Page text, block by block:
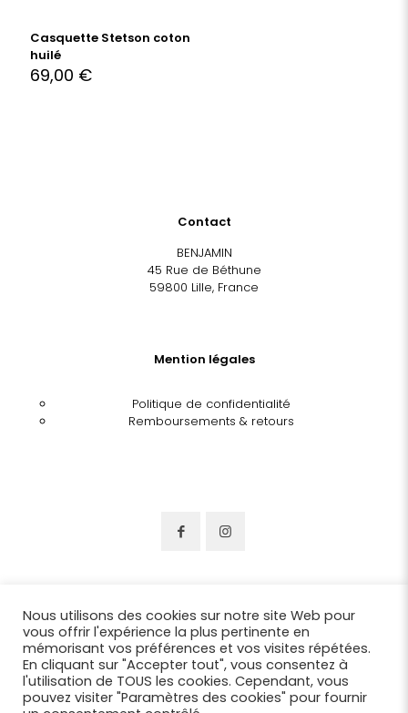
Casquette Stetson coton
huilé
69,00 €
Contact
BENJAMIN
45 Rue de Béthune
59800 Lille, France
Mention légales
Politique de confidentialité
Remboursements & retours
Nous utilisons des cookies sur notre site Web pour
vous offrir l'expérience la plus pertinente en
mémorisant vos préférences et vos visites répétées.
En cliquant sur "Accepter tout", vous consentez à
l'utilisation de TOUS les cookies. Cependant, vous
pouvez visiter "Paramètres des cookies" pour fournir